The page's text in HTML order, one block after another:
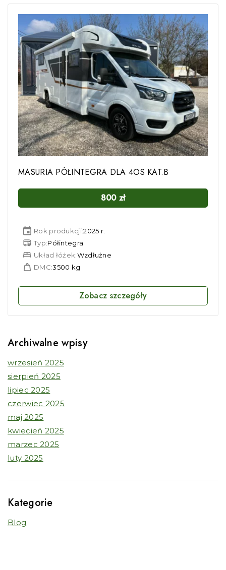
MASURIA PÓŁINTEGRA DLA 4OS KAT.B
800 zł
Rok produkcji:2025 r.
Typ:Półintegra
Układ łóżek:Wzdłużne
DMC:3500 kg
Zobacz szczegóły
Archiwalne wpisy
wrzesień 2025
sierpień 2025
lipiec 2025
czerwiec 2025
maj 2025
kwiecień 2025
marzec 2025
luty 2025
Kategorie
Blog